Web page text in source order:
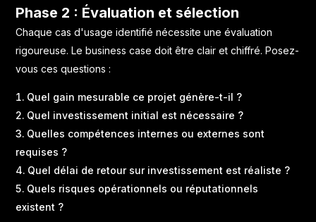
Phase 2 : Évaluation et sélection
Chaque cas d'usage identifié nécessite une évaluation
rigoureuse. Le business case doit être clair et chiffré. Posez-
vous ces questions :
Quel gain mesurable ce projet génère-t-il ?
Quel investissement initial est nécessaire ?
Quelles compétences internes ou externes sont
requises ?
Quel délai de retour sur investissement est réaliste ?
Quels risques opérationnels ou réputationnels
existent ?